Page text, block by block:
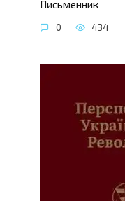
Письменник
0 434